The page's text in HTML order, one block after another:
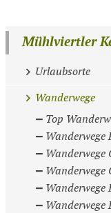
Mühlviertler
Urlaubsorte
Wanderwege
Top
Wanderwege
Wanderwege
Wanderwege
Wanderwege
Wanderwege